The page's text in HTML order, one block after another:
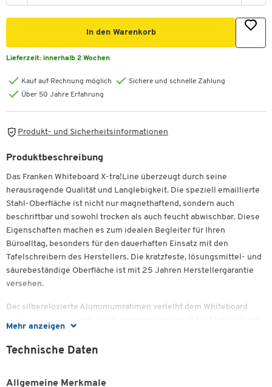
In den Warenkorb
Lieferzeit: innerhalb 2 Wochen
Kauf auf Rechnung möglich
Sichere und schnelle Zahlung
Über 50 Jahre Erfahrung
Produkt- und Sicherheitsinformationen
Mehr anzeigen
Produktbeschreibung
Das Franken Whiteboard X-tra!Line überzeugt durch seine
herausragende Qualität und Langlebigkeit. Die speziell emaillierte
Stahl-Oberfläche ist nicht nur magnethaftend, sondern auch
beschriftbar und sowohl trocken als auch feucht abwischbar. Diese
Eigenschaften machen es zum idealen Begleiter für Ihren
Büroalltag, besonders für den dauerhaften Einsatz mit den
Tafelschreibern des Herstellers. Die kratzfeste, lösungsmittel- und
säurebeständige Oberfläche ist mit 25 Jahren Herstellergarantie
versehen.
Der silbereloxierte Aluminiumrahmen verleiht dem Whiteboard
nicht nur eine elegante Optik, sondern sorgt auch für Stabilität und
haben Sie Ihre Schreibutensilien stets griffbereit. Eine verdeckte
Technische Daten
Allgemeine Merkmale